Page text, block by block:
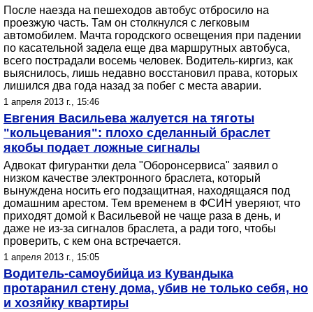
После наезда на пешеходов автобус отбросило на
проезжую часть. Там он столкнулся с легковым
автомобилем. Мачта городского освещения при падении
по касательной задела еще два маршрутных автобуса,
всего пострадали восемь человек. Водитель-киргиз, как
выяснилось, лишь недавно восстановил права, которых
лишился два года назад за побег с места аварии.
1 апреля 2013 г., 15:46
Евгения Васильева жалуется на тяготы
"кольцевания": плохо сделанный браслет
якобы подает ложные сигналы
Адвокат фигурантки дела "Оборонсервиса" заявил о
низком качестве электронного браслета, который
вынуждена носить его подзащитная, находящаяся под
домашним арестом. Тем временем в ФСИН уверяют, что
приходят домой к Васильевой не чаще раза в день, и
даже не из-за сигналов браслета, а ради того, чтобы
проверить, с кем она встречается.
1 апреля 2013 г., 15:05
Водитель-самоубийца из Кувандыка
протаранил стену дома, убив не только себя, но
и хозяйку квартиры